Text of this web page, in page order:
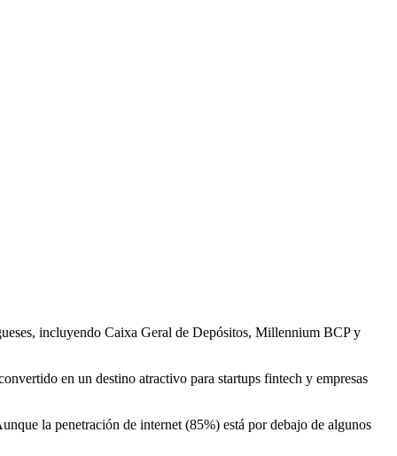
incluyendo Caixa Geral de Depósitos, Millennium BCP y
en un destino atractivo para startups fintech y empresas
la penetración de internet (85%) está por debajo de algunos